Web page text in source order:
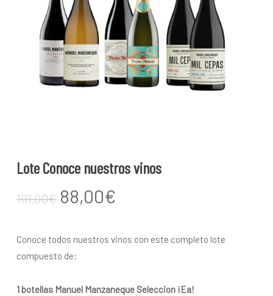
Lote Conoce nuestros vinos
101,00€ El
original
era:
88,00€El
actual
es:
Conoce todos nuestros vinos con este completo lote
compuesto de:
1 botellas Manuel Manzaneque Seleccion ¡Ea!